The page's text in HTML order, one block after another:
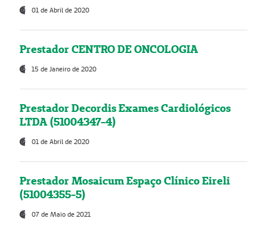
01 de Abril de 2020
Prestador CENTRO DE ONCOLOGIA
15 de Janeiro de 2020
Prestador Decordis Exames Cardiológicos
LTDA (51004347-4)
01 de Abril de 2020
Prestador Mosaicum Espaço Clínico Eireli
(51004355-5)
07 de Maio de 2021